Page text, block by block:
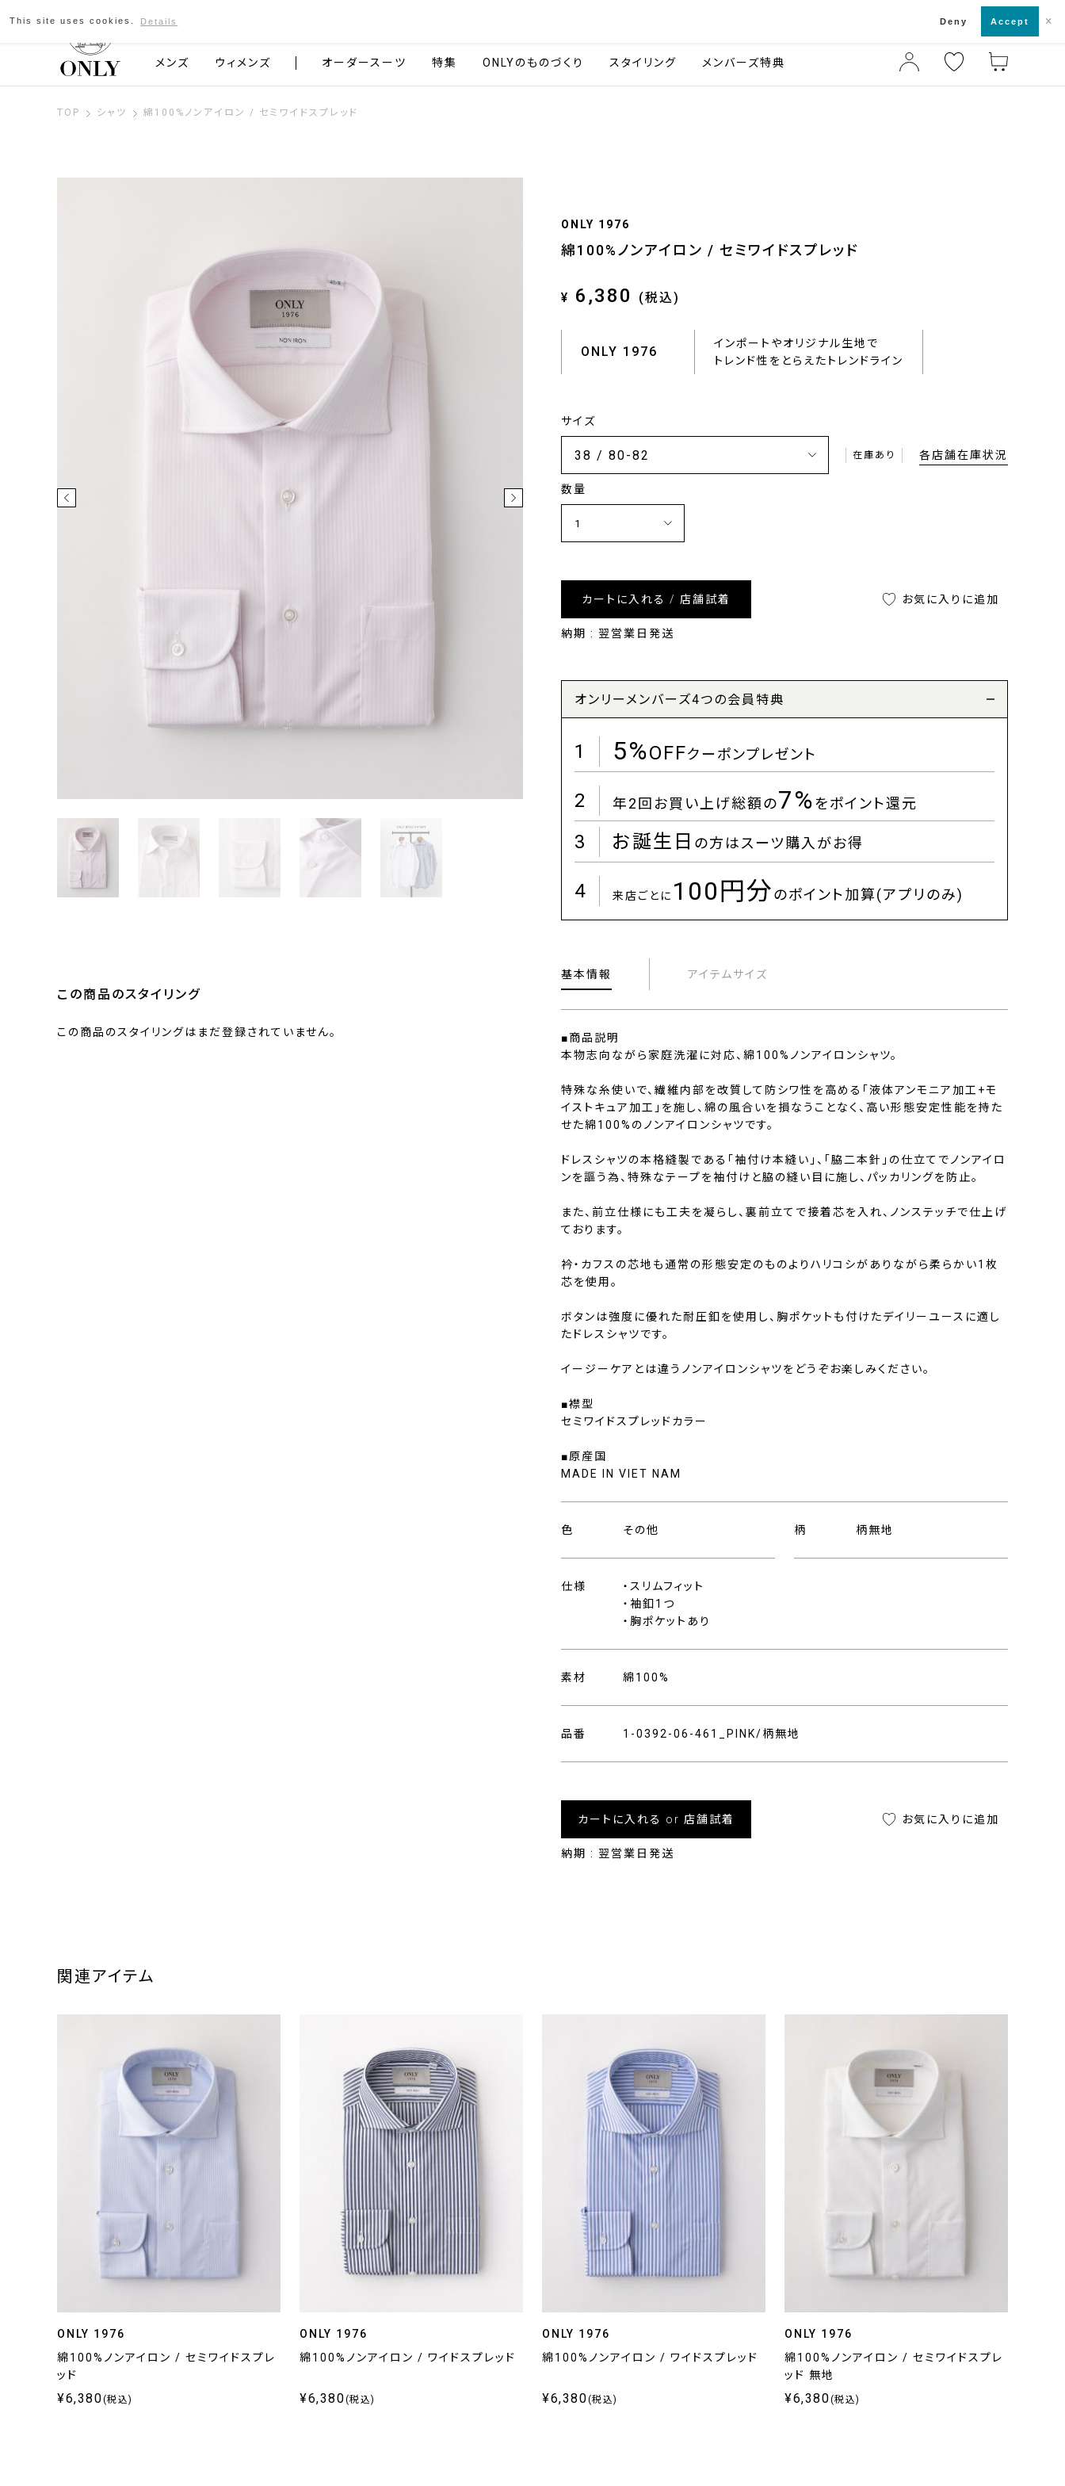
京都発のスーツブランド ONLY
メンズ ウィメンズ オーダースーツ 特集 ONLYのものづくり スタイリング メンバーズ特典
TOP シャツ 綿100%ノンアイロン / セミワイドスプレッド
ONLY 1976
綿100%ノンアイロン / セミワイドスプレッド
¥ 6,380 (税込)
ONLY 1976
インポートやオリジナル生地で
トレンド性をとらえたトレンドライン
サイズ
在庫あり 各店舗在庫状況
数量
カートに入れる / 店舗試着
納期 : 翌営業日発送
お気に入りに追加
オンリーメンバーズ4つの会員特典
1 5%OFFクーポンプレゼント
2 年2回お買い上げ総額の7%をポイント還元
3 お誕生日 の方はスーツ購入がお得
4 来店ごとに 100円分のポイント加算(アプリのみ)
基本情報 アイテムサイズ
■商品説明
本物志向ながら家庭洗濯に対応、綿100%ノンアイロンシャツ。
特殊な糸使いで、繊維内部を改質して防シワ性を高める「液体アンモニア加工+モ
イストキュア加工」を施し、綿の風合いを損なうことなく、高い形態安定性能を持た
せた綿100%のノンアイロンシャツです。
ドレスシャツの本格縫製である「袖付け本縫い」、「脇二本針」の仕立てでノンアイロ
ンを謳う為、特殊なテープを袖付けと脇の縫い目に施し、パッカリングを防止。
また、前立仕様にも工夫を凝らし、裏前立てで接着芯を入れ、ノンステッチで仕上げ
ております。
衿・カフスの芯地も通常の形態安定のものよりハリコシがありながら柔らかい1枚
芯を使用。
ボタンは強度に優れた耐圧釦を使用し、胸ポケットも付けたデイリーユースに適し
たドレスシャツです。
イージーケアとは違うノンアイロンシャツをどうぞお楽しみください。
■襟型
セミワイドスプレッドカラー
■原産国
MADE IN VIET NAM
色 その他 柄 柄無地
仕様
・スリムフィット
・袖釦1つ
・胸ポケットあり
素材 綿100%
品番 1-0392-06-461_PINK/柄無地
カートに入れる or 店舗試着
納期 : 翌営業日発送
お気に入りに追加
この商品のスタイリング
この商品のスタイリングはまだ登録されていません。
関連アイテム
ONLY 1976
綿100%ノンアイロン / セミワイドスプレ
ッド
¥6,380(税込)
ONLY 1976
綿100%ノンアイロン / ワイドスプレッド
¥6,380(税込)
ONLY 1976
綿100%ノンアイロン / ワイドスプレッド
¥6,380(税込)
ONLY 1976
綿100%ノンアイロン / セミワイドスプレ
ッド 無地
¥6,380(税込)
This site uses cookies. Details Deny Accept ×